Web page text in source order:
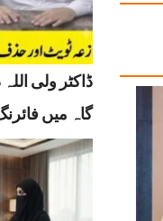
ڈاکٹر ولی
گاہ میں